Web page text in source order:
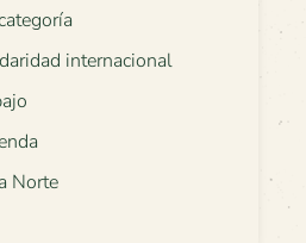
internacional
Norte